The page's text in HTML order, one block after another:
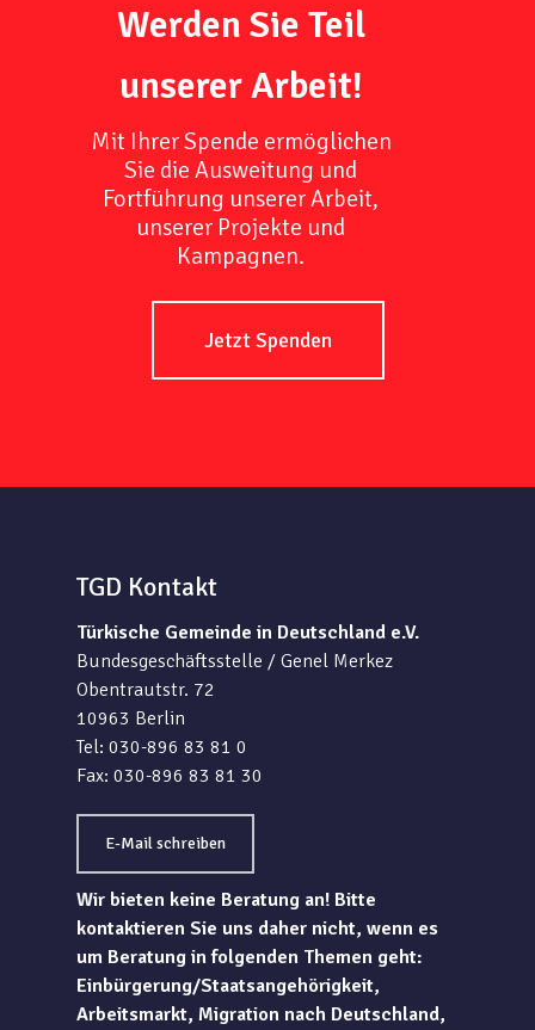
Werden Sie Teil
unserer Arbeit!
Mit Ihrer Spende ermöglichen
Sie die Ausweitung und
Fortführung unserer Arbeit,
unserer Projekte und
Kampagnen.
Jetzt Spenden
TGD Kontakt
Türkische Gemeinde in Deutschland e.V.
Bundesgeschäftsstelle / Genel Merkez
Obentrautstr. 72
10963 Berlin
Tel: 030-896 83 81 0
Fax: 030-896 83 81 30
E-Mail schreiben
Wir bieten keine Beratung an! Bitte
kontaktieren Sie uns daher nicht, wenn es
um Beratung in folgenden Themen geht:
Einbürgerung/Staatsangehörigkeit,
Arbeitsmarkt, Migration nach Deutschland,